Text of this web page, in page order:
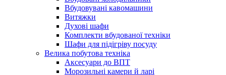
Вбудовувані кавомашини
Витяжки
Духові шафи
Комплекти вбудованої техніки
Шафи для підігріву посуду
Велика побутова техніка
Аксесуари до ВПТ
Морозильні камери й ларі